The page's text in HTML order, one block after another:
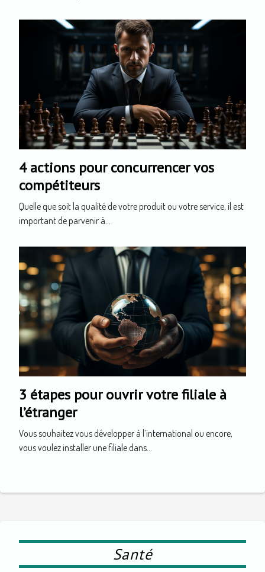
4 actions pour concurrencer vos
compétiteurs
Quelle que soit la qualité de votre produit ou votre service, il est
important de parvenir à...
3 étapes pour ouvrir votre filiale à
l’étranger
Vous souhaitez vous développer à l’international ou encore,
vous voulez installer une filiale dans...
Santé